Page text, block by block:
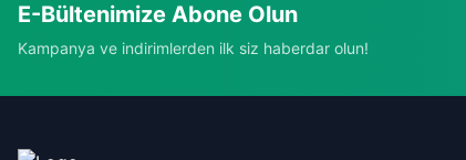
E-Bültenimize Abone Olun
Kampanya ve indirimlerden ilk siz haberdar olun!